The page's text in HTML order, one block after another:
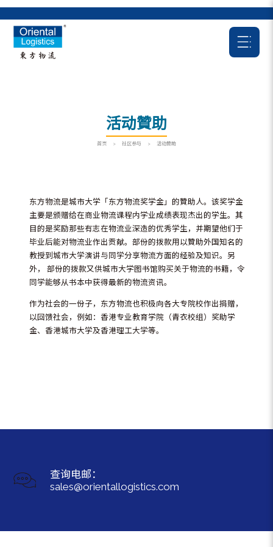
活动贊助
首页 > 社区参与 > 活动贊助
东方物流是城市大学「东方物流奖学金」的贊助人。该奖学金
主要是颁赠给在商业物流课程内学业成绩表现杰出的学生。其
目的是奖励那些有志在物流业深造的优秀学生，并期望他们于
毕业后能对物流业作出贡献。部份的拨款用以贊助外国知名的
教授到城市大学演讲与同学分享物流方面的经验及知识。另
外， 部份的拨款又供城市大学图书馆购买关于物流的书籍，令
同学能够从书本中获得最新的物流资讯。
作为社会的一份子，东方物流也积极向各大专院校作出捐赠，
以回馈社会，例如：香港专业教育学院（青衣校组）奖助学
金、香港城市大学及香港理工大学等。
查询电邮：
sales@orientallogistics.com